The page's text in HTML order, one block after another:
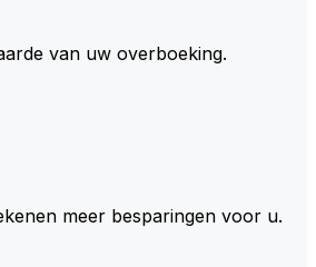
van uw overboeking.
meer besparingen voor u.